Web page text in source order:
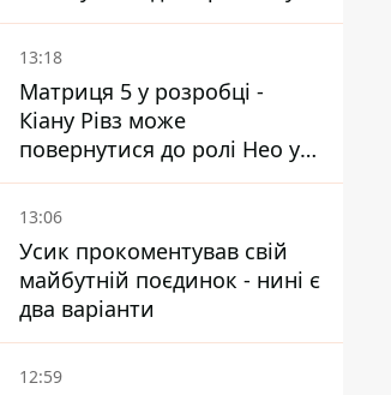
13:18
Матриця 5 у розробці -
Кіану Рівз може
повернутися до ролі Нео у
п'ятій частині
13:06
Усик прокоментував свій
майбутній поєдинок - нині є
два варіанти
12:59